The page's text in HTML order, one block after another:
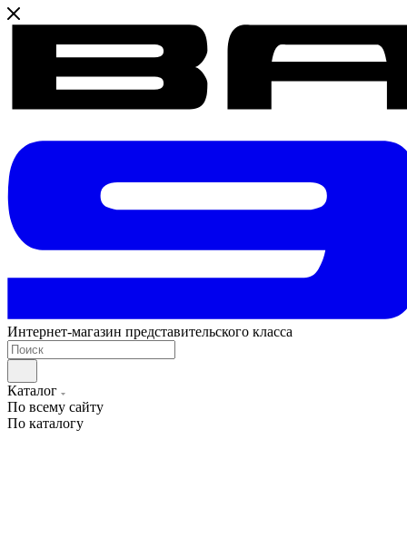
Интернет-магазин представительского класса
Каталог
По всему сайту
По каталогу